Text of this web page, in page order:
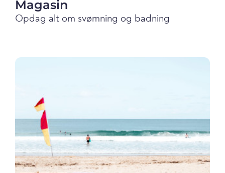
Magasin
Opdag alt om svømning og badning